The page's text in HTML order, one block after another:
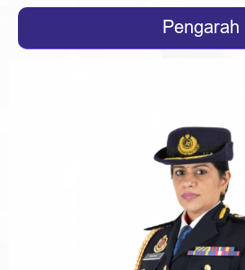
Pengarah